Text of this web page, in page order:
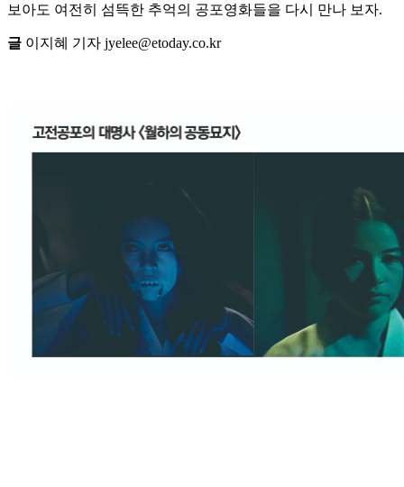
보아도 여전히 섬뜩한 추억의 공포영화들을 다시 만나 보자.
글 이지혜 기자 jyelee@etoday.co.kr